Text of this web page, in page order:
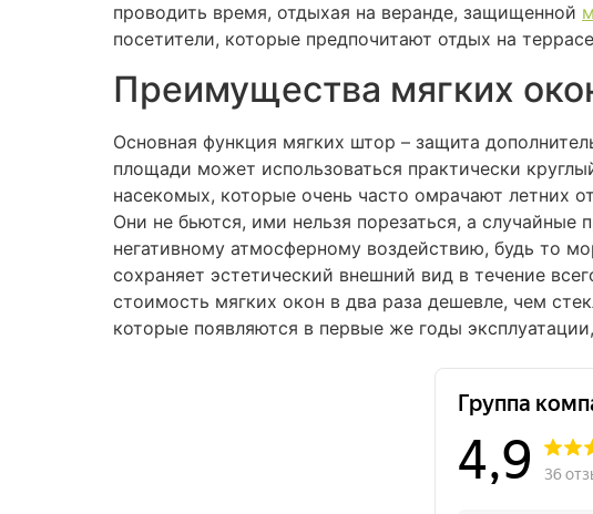
проводить время, отдыхая на веранде, защищенной
посетители, которые предпочитают отдых на
Преимущества мягких
Основная функция мягких штор – защита
площади может использоваться практически
насекомых, которые очень часто омрачают летних
Они не бьются, ими нельзя порезаться, а
негативному атмосферному воздействию, будь то
сохраняет эстетический внешний вид в течение
стоимость мягких окон в два раза дешевле, чем
которые появляются в первые же годы